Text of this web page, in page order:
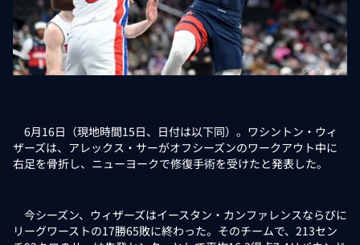
6月16日（現地時間15日、日付は以下同）。ワシントン・ウィ
ザーズは、アレックス・サーがオフシーズンのワークアウト中に
右足を骨折し、ニューヨークで修復手術を受けたと発表した。
今シーズン、ウィザーズはイースタン・カンファレンスならびに
リーグワーストの17勝65敗に終わった。そのチームで、213セン